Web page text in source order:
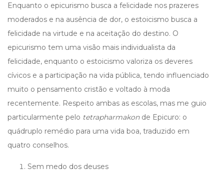
Enquanto o epicurismo busca a felicidade nos prazeres
moderados e na ausência de dor, o estoicismo busca a
felicidade na virtude e na aceitação do destino. O
epicurismo tem uma visão mais individualista da
felicidade, enquanto o estoicismo valoriza os deveres
cívicos e a participação na vida pública, tendo influenciado
muito o pensamento cristão e voltado à moda
recentemente. Respeito ambas as escolas, mas me guio
particularmente pelo tetrapharmakonde Epicuro: o
quádruplo remédio para uma vida boa, traduzido em
quatro conselhos.
Sem medo dos deuses